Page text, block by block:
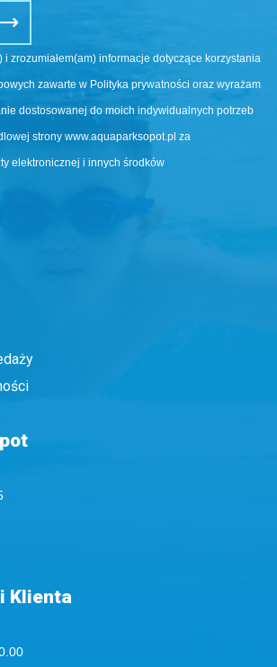
i zrozumiałem(am) informacje dotyczące korzystania
zawarte w Polityka prywatności oraz wyrażam
dostosowanej do moich indywidualnych potrzeb
strony www.aquaparksopot.pl za
elektronicznej i innych środków
Klienta